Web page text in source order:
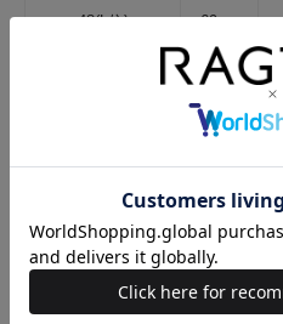
48(L位) 69cm
裏地
なし